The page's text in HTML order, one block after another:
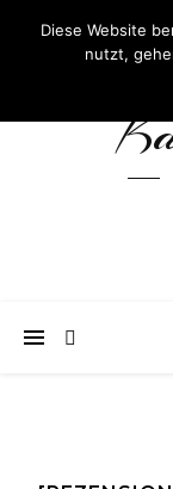
Diese Website
nutzt,